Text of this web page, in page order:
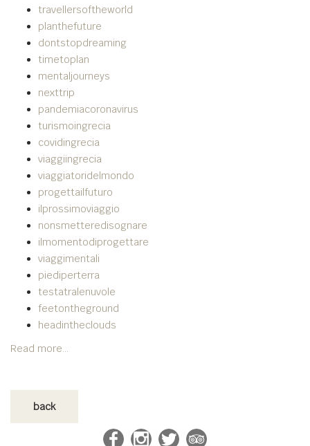
travellersoftheworld
planthefuture
dontstopdreaming
timetoplan
mentaljourneys
nexttrip
pandemiacoronavirus
turismoingrecia
covidingrecia
viaggiingrecia
viaggiatoridelmondo
progettailfuturo
ilprossimoviaggio
nonsmetteredisognare
ilmomentodiprogettare
viaggimentali
piediperterra
testatralenuvole
feetontheground
headintheclouds
Read more...
back